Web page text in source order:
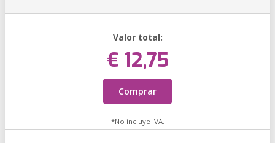
Valor total:
€ 12,75
Comprar
*No incluye IVA.